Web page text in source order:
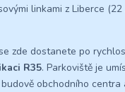
linkami z Liberce (22
zde dostanete po
R35. Parkoviště je
obchodního centra